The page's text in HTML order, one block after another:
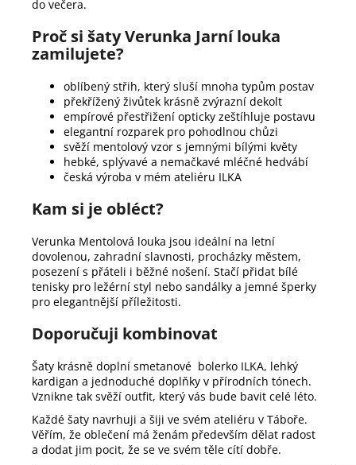
do večera.
Proč si šaty Verunka Jarní louka
zamilujete?
oblíbený střih, který sluší mnoha typům postav
překřížený živůtek krásně zvýrazní dekolt
empírové přestřižení opticky zeštíhluje postavu
elegantní rozparek pro pohodlnou chůzi
svěží mentolový vzor s jemnými bílými květy
hebké, splývavé a nemačkavé mléčné hedvábí
česká výroba v mém ateliéru ILKA
Kam si je obléct?
Verunka Mentolová louka jsou ideální na letní
dovolenou, zahradní slavnosti, procházky městem,
posezení s přáteli i běžné nošení. Stačí přidat bílé
tenisky pro ležérní styl nebo sandálky a jemné šperky
pro elegantnější příležitosti.
Doporučuji kombinovat
Šaty krásně doplní smetanové bolerko ILKA, lehký
kardigan a jednoduché doplňky v přírodních tónech.
Vznikne tak svěží outfit, který vás bude bavit celé léto.
Každé šaty navrhuji a šiji ve svém ateliéru v Táboře.
Věřím, že oblečení má ženám především dělat radost
a dodat jim pocit, že se ve svém těle cítí dobře.